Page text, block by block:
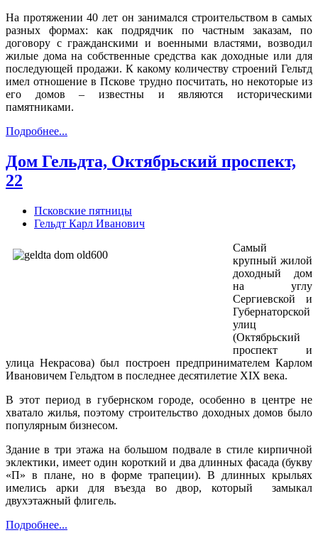
На протяжении 40 лет он занимался строительством в самых
разных формах: как подрядчик по частным заказам, по
договору с гражданскими и военными властями, возводил
жилые дома на собственные средства как доходные или для
последующей продажи. К какому количеству строений Гельтд
имел отношение в Пскове трудно посчитать, но некоторые из
его домов – известны и являются историческими
памятниками.
Подробнее...
Дом Гельдта, Октябрьский проспект,
22
Псковские пятницы
Гельдт Карл Иванович
Самый
крупный жилой
доходный дом
на углу
Сергиевской и
Губернаторской
улиц
(Октябрьский
проспект и
улица Некрасова) был построен предпринимателем Карлом
Ивановичем Гельдтом в последнее десятилетие XIX века.
В этот период в губернском городе, особенно в центре не
хватало жилья, поэтому строительство доходных домов было
популярным бизнесом.
Здание в три этажа на большом подвале в стиле кирпичной
эклектики, имеет один короткий и два длинных фасада (букву
«П» в плане, но в форме трапеции). В длинных крыльях
имелись арки для въезда во двор, который замыкал
двухэтажный флигель.
Подробнее...